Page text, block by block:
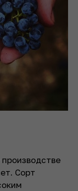
Сорт